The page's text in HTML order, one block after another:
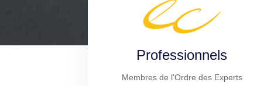
Professionnels
Membres de l'Ordre des Experts